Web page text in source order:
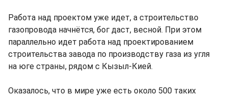
Работа над проектом уже идет, а строительство
газопровода начнётся, бог даст, весной. При этом
параллельно идет работа над проектированием
строительства завода по производству газа из угля
на юге страны, рядом с Кызыл-Кией.
Оказалось, что в мире уже есть около 500 таких